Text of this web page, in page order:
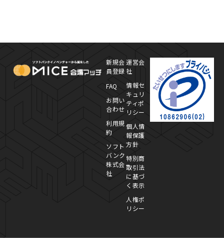
MICE Platform
新規会
員登録
FAQ
お問い
合わせ
利用規
約
ソフト
バンク
株式会
社
運営会
社
情報セ
キュリ
ティポ
リシー
個人情
報保護
方針
特別商
取引法
に基づ
く表示
人権ポ
リシー